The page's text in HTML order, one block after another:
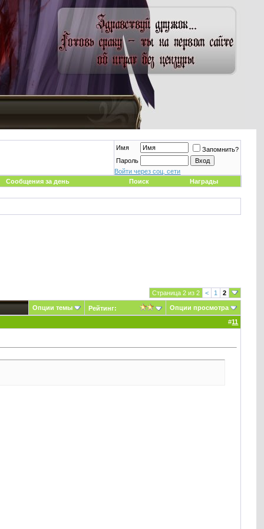
Имя
Запомнить?
Пароль
Войти через соц. сети
Сообщения за день
Поиск Награды
Страница 2 из 2 < 1 2
Опции темы Рейтинг:
Опции просмотра
#11